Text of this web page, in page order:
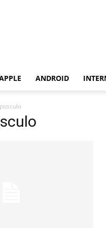
ANDROID